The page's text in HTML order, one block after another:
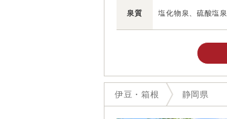
泉質 塩化物泉、硫酸塩泉
伊豆・箱根 静岡県